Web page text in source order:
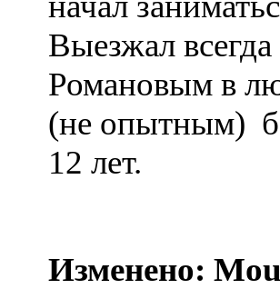
Выезжал
Романовым в
(не опытным)
12 лет.
Изменено: